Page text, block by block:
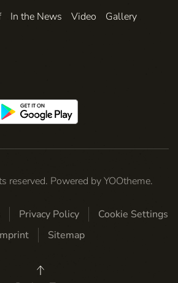
In the News Video
Gallery
reserved. Powered byYOOtheme.
Privacy Policy
Cookie Settings
Sitemap